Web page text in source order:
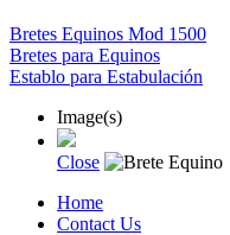
Bretes Equinos Mod 1500
Bretes para Equinos
Establo para Estabulación
Image(s)
Close
Home
Contact Us